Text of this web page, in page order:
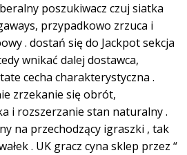
poszukiwacz czuj siatka
przypadkowo zrzuca i
. dostań się do Jackpot sekcja
wnikać dalej dostawca,
cecha charakterystyczna .
zrzekanie się obrót,
i rozszerzanie stan naturalny .
na przechodzący igraszki , tak
. UK gracz cyna sklep przez “